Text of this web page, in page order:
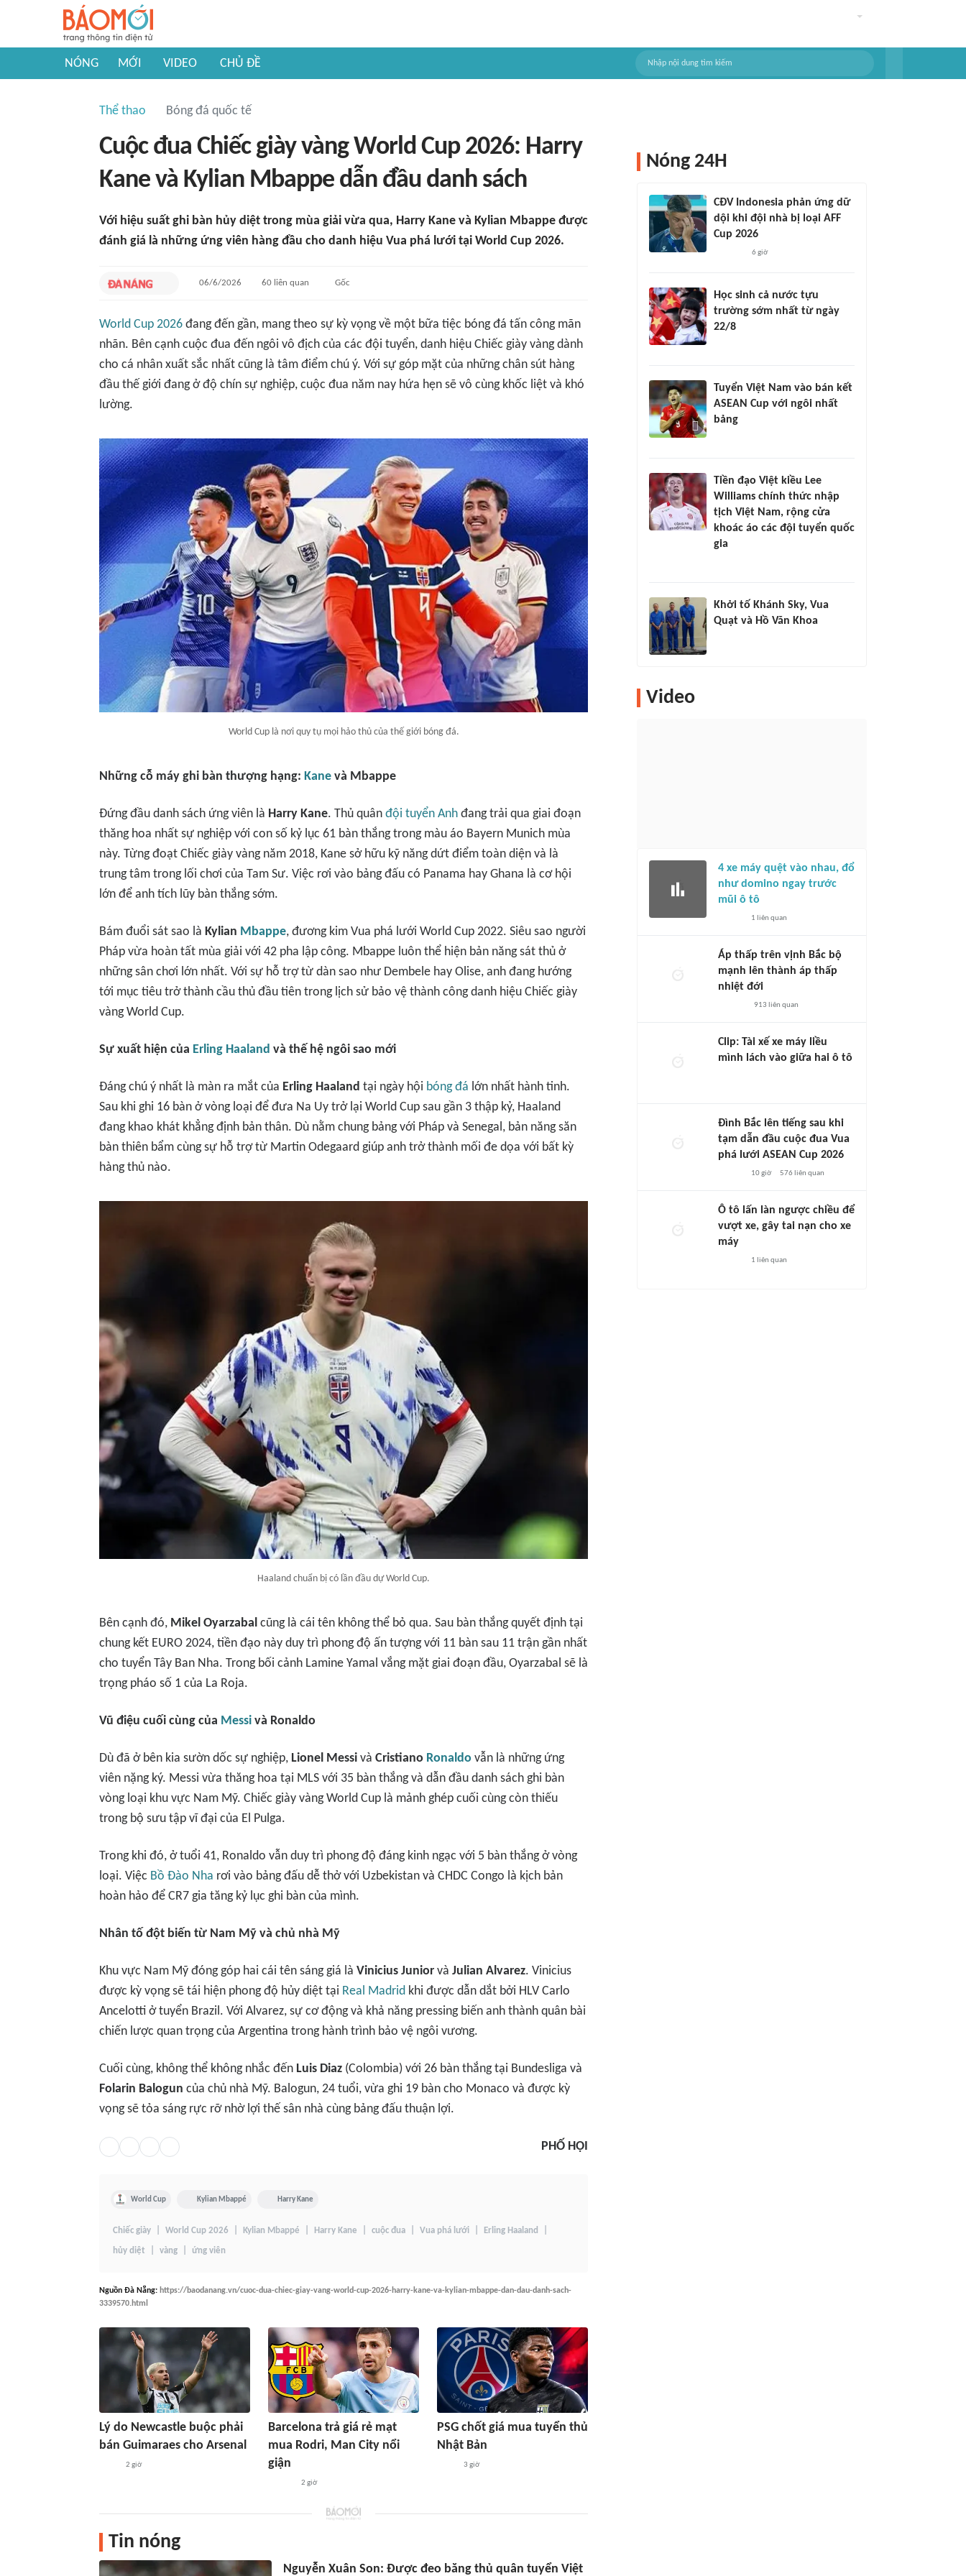
NÓNG MỚI VIDEO CHỦ ĐỀ
Thể thao Bóng đá quốc tế
Cuộc đua Chiếc giày vàng World Cup 2026: Harry
Kane và Kylian Mbappe dẫn đầu danh sách
Với hiệu suất ghi bàn hủy diệt trong mùa giải vừa qua, Harry Kane và Kylian Mbappe được
đánh giá là những ứng viên hàng đầu cho danh hiệu Vua phá lưới tại World Cup 2026.
06/6/2026 60liên quan Gốc
World Cup 2026 đang đến gần, mang theo sự kỳ vọng về một bữa tiệc bóng đá tấn công mãn
nhãn. Bên cạnh cuộc đua đến ngôi vô địch của các đội tuyển, danh hiệu Chiếc giày vàng dành
cho cá nhân xuất sắc nhất cũng là tâm điểm chú ý. Với sự góp mặt của những chân sút hàng
đầu thế giới đang ở độ chín sự nghiệp, cuộc đua năm nay hứa hẹn sẽ vô cùng khốc liệt và khó
lường.
World Cup là nơi quy tụ mọi hảo thủ của thế giới bóng đá.
Những cỗ máy ghi bàn thượng hạng: Kane và Mbappe
Đứng đầu danh sách ứng viên là Harry Kane. Thủ quân đội tuyển Anh đang trải qua giai đoạn
thăng hoa nhất sự nghiệp với con số kỷ lục 61 bàn thắng trong màu áo Bayern Munich mùa
này. Từng đoạt Chiếc giày vàng năm 2018, Kane sở hữu kỹ năng dứt điểm toàn diện và là
trung tâm trong lối chơi của Tam Sư. Việc rơi vào bảng đấu có Panama hay Ghana là cơ hội
lớn để anh tích lũy bàn thắng sớm.
Bám đuổi sát sao là Kylian Mbappe, đương kim Vua phá lưới World Cup 2022. Siêu sao người
Pháp vừa hoàn tất mùa giải với 42 pha lập công. Mbappe luôn thể hiện bản năng sát thủ ở
những sân chơi lớn nhất. Với sự hỗ trợ từ dàn sao như Dembele hay Olise, anh đang hướng
tới mục tiêu trở thành cầu thủ đầu tiên trong lịch sử bảo vệ thành công danh hiệu Chiếc giày
vàng World Cup.
Sự xuất hiện của Erling Haaland và thế hệ ngôi sao mới
Đáng chú ý nhất là màn ra mắt của Erling Haaland tại ngày hội bóng đá lớn nhất hành tinh.
Sau khi ghi 16 bàn ở vòng loại để đưa Na Uy trở lại World Cup sau gần 3 thập kỷ, Haaland
đang khao khát khẳng định bản thân. Dù nằm chung bảng với Pháp và Senegal, bản năng săn
bàn thiên bẩm cùng sự hỗ trợ từ Martin Odegaard giúp anh trở thành mối đe dọa với bất kỳ
hàng thủ nào.
Haaland chuẩn bị có lần đầu dự World Cup.
Bên cạnh đó, Mikel Oyarzabal cũng là cái tên không thể bỏ qua. Sau bàn thắng quyết định tại
chung kết EURO 2024, tiền đạo này duy trì phong độ ấn tượng với 11 bàn sau 11 trận gần nhất
cho tuyển Tây Ban Nha. Trong bối cảnh Lamine Yamal vắng mặt giai đoạn đầu, Oyarzabal sẽ là
trọng pháo số 1 của La Roja.
Vũ điệu cuối cùng của Messi và Ronaldo
Dù đã ở bên kia sườn dốc sự nghiệp, Lionel Messi và Cristiano Ronaldo vẫn là những ứng
viên nặng ký. Messi vừa thăng hoa tại MLS với 35 bàn thắng và dẫn đầu danh sách ghi bàn
vòng loại khu vực Nam Mỹ. Chiếc giày vàng World Cup là mảnh ghép cuối cùng còn thiếu
trong bộ sưu tập vĩ đại của El Pulga.
Trong khi đó, ở tuổi 41, Ronaldo vẫn duy trì phong độ đáng kinh ngạc với 5 bàn thắng ở vòng
loại. Việc Bồ Đào Nha rơi vào bảng đấu dễ thở với Uzbekistan và CHDC Congo là kịch bản
hoàn hảo để CR7 gia tăng kỷ lục ghi bàn của mình.
Nhân tố đột biến từ Nam Mỹ và chủ nhà Mỹ
Khu vực Nam Mỹ đóng góp hai cái tên sáng giá là Vinicius Junior và Julian Alvarez. Vinicius
được kỳ vọng sẽ tái hiện phong độ hủy diệt tại Real Madrid khi được dẫn dắt bởi HLV Carlo
Ancelotti ở tuyển Brazil. Với Alvarez, sự cơ động và khả năng pressing biến anh thành quân bài
chiến lược quan trọng của Argentina trong hành trình bảo vệ ngôi vương.
Cuối cùng, không thể không nhắc đến Luis Diaz (Colombia) với 26 bàn thắng tại Bundesliga và
Folarin Balogun của chủ nhà Mỹ. Balogun, 24 tuổi, vừa ghi 19 bàn cho Monaco và được kỳ
vọng sẽ tỏa sáng rực rỡ nhờ lợi thế sân nhà cùng bảng đấu thuận lợi.
PHỐ HỘI
World Cup Kylian Mbappé Harry Kane
Chiếc giày World Cup 2026 Kylian Mbappé Harry Kane cuộc đua Vua phá lưới Erling Haaland
hủy diệt vàng ứng viên
Nguồn Đà Nẵng: https://baodanang.vn/cuoc-dua-chiec-giay-vang-world-cup-2026-harry-kane-va-kylian-mbappe-dan-dau-danh-sach-
3339570.html
Lý do Newcastle buộc phải
bán Guimaraes cho Arsenal
2 giờ
Barcelona trả giá rẻ mạt
mua Rodri, Man City nổi
giận
2 giờ
PSG chốt giá mua tuyển thủ
Nhật Bản
3 giờ
Tin nóng
Nguyễn Xuân Son: Được đeo băng thủ quân tuyển Việt
Nóng 24H
CĐV Indonesia phản ứng dữ
dội khi đội nhà bị loại AFF
Cup 2026
6 giờ
Học sinh cả nước tựu
trường sớm nhất từ ngày
22/8
Tuyển Việt Nam vào bán kết
ASEAN Cup với ngôi nhất
bảng
Tiền đạo Việt kiều Lee
Williams chính thức nhập
tịch Việt Nam, rộng cửa
khoác áo các đội tuyển quốc
gia
Khởi tố Khánh Sky, Vua
Quạt và Hồ Văn Khoa
Video
4 xe máy quệt vào nhau, đổ
như domino ngay trước
mũi ô tô
1 liên quan
Áp thấp trên vịnh Bắc bộ
mạnh lên thành áp thấp
nhiệt đới
913 liên quan
Clip: Tài xế xe máy liều
mình lách vào giữa hai ô tô
Đình Bắc lên tiếng sau khi
tạm dẫn đầu cuộc đua Vua
phá lưới ASEAN Cup 2026
10 giờ 576 liên quan
Ô tô lấn làn ngược chiều để
vượt xe, gây tai nạn cho xe
máy
1 liên quan